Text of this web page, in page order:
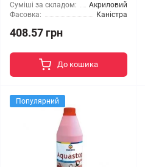
Суміші за складом:
Акриловий
Фасовка:
Каністра
408.57 грн
До кошика
Популярний